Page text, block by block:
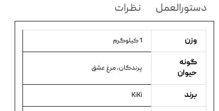
دستورالعمل
نظرات
وزن 1 کیلوگرم
گونه
حیوان
پرندگان، مرغ عشق
برند KiKi